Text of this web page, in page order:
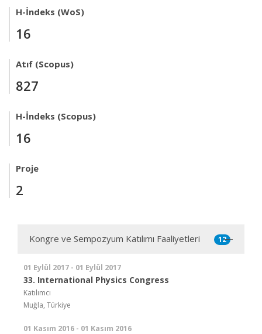
H-İndeks (WoS)
16
Atıf (Scopus)
827
H-İndeks (Scopus)
16
Proje
2
Kongre ve Sempozyum Katılımı Faaliyetleri 12
01 Eylül 2017 - 01 Eylül 2017
33. International Physics Congress
Katılımcı
Muğla, Türkiye
01 Kasım 2016 - 01 Kasım 2016